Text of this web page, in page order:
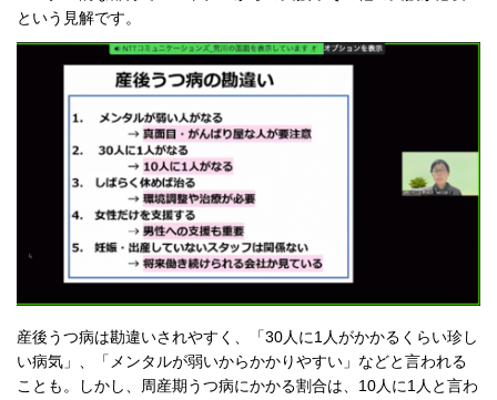
という見解です。
産後うつ病は勘違いされやすく、「30人に1人がかかるくらい珍し
い病気」、「メンタルが弱いからかかりやすい」などと言われる
ことも。しかし、周産期うつ病にかかる割合は、10人に1人と言わ